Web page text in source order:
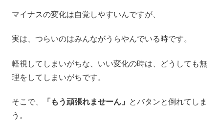
マイナスの変化は自覚しやすいんですが、
実は、つらいのはみんながうらやんでいる時です。
軽視してしまいがちな、いい変化の時は、どうしても無
理をしてしまいがちです。
そこで、 「もう頑張れませーん」 とバタンと倒れてしま
う。